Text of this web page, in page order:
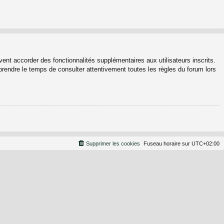
accorder des fonctionnalités supplémentaires aux utilisateurs inscrits.
le temps de consulter attentivement toutes les règles du forum lors
Fuseau horaire sur UTC+02:00
Supprimer les cookies